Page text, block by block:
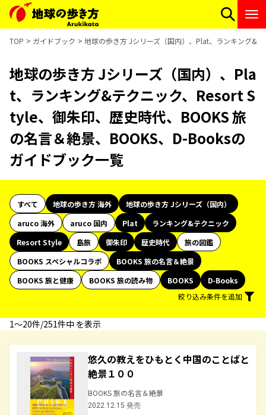
TOP ガイドブック 地球の歩き方 Jシリーズ（国内）、Plat、ランキング&
地球の歩き方 Jシリーズ（国内）、Pla
t、ランキング&テクニック、Resort S
tyle、御朱印、歴史時代、BOOKS 旅
の名言＆絶景、BOOKS、D-Booksの
ガイドブック一覧
すべて 地球の歩き方 海外
地球の歩き方 Jシリーズ（国内）
aruco 海外
aruco 国内 Plat
ランキング&テクニック
Resort Style
島旅 御朱印 歴史時代
旅の図鑑
BOOKS スペシャルコラボ
BOOKS 旅の名言＆絶景
BOOKS 旅と健康
BOOKS 旅の読み物 BOOKS
D-Books
絞り込み条件を追加
1〜20件/251件中 を表示
悠久の教えをひもとく中国のことばと
絶景１００
BOOKS 旅の名言＆絶景
2022.12.15 発売